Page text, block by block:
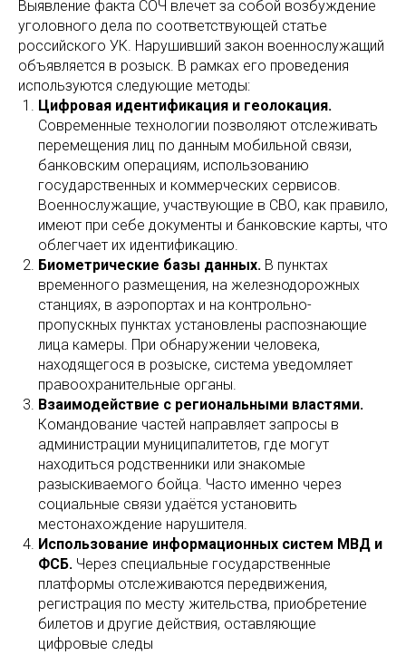
Выявление факта СОЧ влечет за собой возбуждение
уголовного дела по соответствующей статье
российского УК. Нарушивший закон военнослужащий
объявляется в розыск. В рамках его проведения
используются следующие методы:
Цифровая идентификация и геолокация.
Современные технологии позволяют отслеживать
перемещения лиц по данным мобильной связи,
банковским операциям, использованию
государственных и коммерческих сервисов.
Военнослужащие, участвующие в СВО, как правило,
имеют при себе документы и банковские карты, что
облегчает их идентификацию.
Биометрические базы данных. В пунктах
временного размещения, на железнодорожных
станциях, в аэропортах и на контрольно-
пропускных пунктах установлены распознающие
лица камеры. При обнаружении человека,
находящегося в розыске, система уведомляет
правоохранительные органы.
Взаимодействие с региональными властями.
Командование частей направляет запросы в
администрации муниципалитетов, где могут
находиться родственники или знакомые
разыскиваемого бойца. Часто именно через
социальные связи удаётся установить
местонахождение нарушителя.
Использование информационных систем МВД и
ФСБ. Через специальные государственные
платформы отслеживаются передвижения,
регистрация по месту жительства, приобретение
билетов и другие действия, оставляющие
цифровые следы